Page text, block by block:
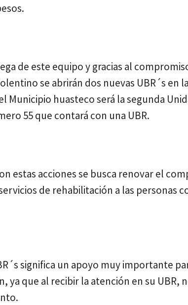
de este equipo y gracias al
se abrirán dos nuevas UBR´s en
Municipio huasteco será la segunda
55 que contará con una UBR.
estas acciones se busca renovar el
de rehabilitación a las personas
significa un apoyo muy importante
que al recibir la atención en su UBR,